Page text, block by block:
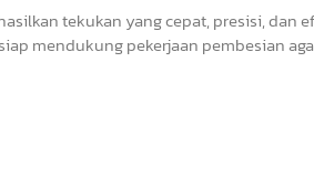
tekukan yang cepat, presisi, dan
mendukung pekerjaan pembesian